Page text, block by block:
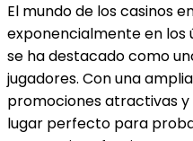
El mundo de los casinos
exponencialmente en los
se ha destacado como
jugadores. Con una
promociones atractivas y
lugar perfecto para